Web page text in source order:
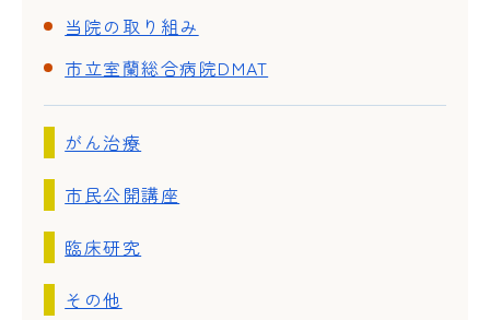
当院の取り組み
市立室蘭総合病院DMAT
がん治療
市民公開講座
臨床研究
その他